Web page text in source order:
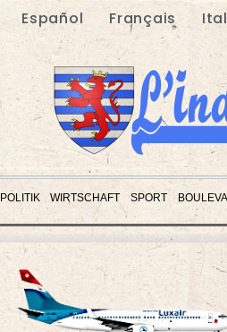
Español Français
POLITIK WIRTSCHAFT SPORT